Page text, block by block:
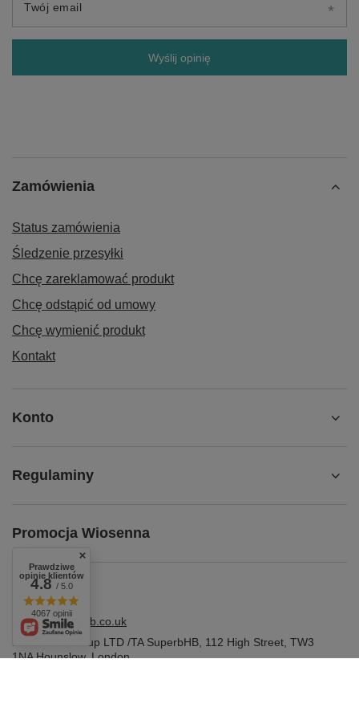
Twój email
Wyślij opinię
Zamówienia
Status zamówienia
Śledzenie przesyłki
Chcę zareklamować produkt
Chcę odstąpić od umowy
Chcę wymienić produkt
Kontakt
Konto
Regulaminy
Promocja Wiosenna
shop@superbhb.co.uk
Fab Trade Group LTD /TA SuperbHB 112 High Street TW3
1NAHounslow, London
Prawdziwe
opinie klientów
4.8/ 5.0
4067 opinii